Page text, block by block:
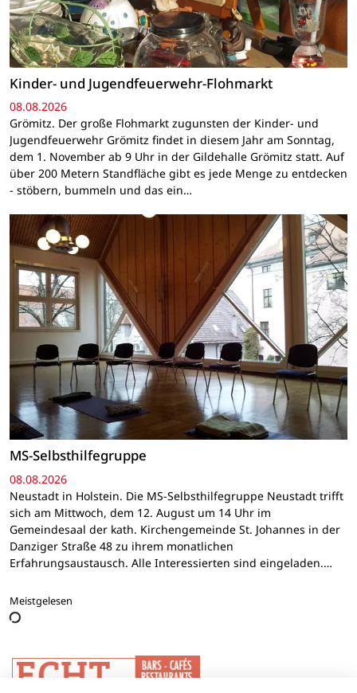
Kinder- und Jugendfeuerwehr-Flohmarkt
08.08.2026
Grömitz. Der große Flohmarkt zugunsten der Kinder- und
Jugendfeuerwehr Grömitz findet in diesem Jahr am Sonntag,
dem 1. November ab 9 Uhr in der Gildehalle Grömitz statt. Auf
über 200 Metern Standfläche gibt es jede Menge zu entdecken
- stöbern, bummeln und das ein…
MS-Selbsthilfegruppe
08.08.2026
Neustadt in Holstein. Die MS-Selbsthilfegruppe Neustadt trifft
sich am Mittwoch, dem 12. August um 14 Uhr im
Gemeindesaal der kath. Kirchengemeinde St. Johannes in der
Danziger Straße 48 zu ihrem monatlichen
Erfahrungsaustausch. Alle Interessierten sind eingeladen.…
Meistgelesen